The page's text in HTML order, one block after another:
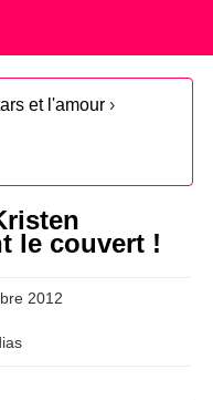
et l'amour ›
le couvert !
2012